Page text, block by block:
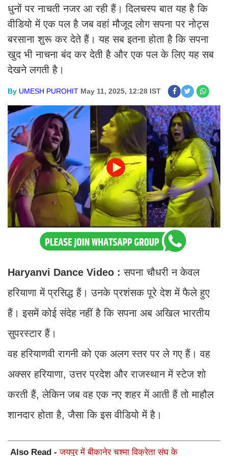
धुनों पर नाचती नजर आ रही हैं। दिलचस्प बात यह है कि
वीडियो में एक पल है जब वहां मौजूद लोग सपना पर नोट्स
बरसाना शुरू कर देते हैं। यह सब इतना होता है कि सपना
खुद भी नाचना बंद कर देती है और एक पल के लिए यह सब
देखने लगती है।
By UMESH PUROHIT May 11, 2025, 12:28 IST
Haryanvi Dance Video :सपना चौधरी न केवल
हरियाणा में प्रसिद्ध हैं। उनके प्रशंसक पूरे देश में फैले हुए
हैं। इसमें कोई संदेह नहीं है कि सपना अब अखिल भारतीय
सुपरस्टार हैं।
वह हरियाणवी रागनी को एक अलग स्तर पर ले गए हैं। वह
अक्सर हरियाणा, उत्तर प्रदेश और राजस्थान में स्टेज शो
करती हैं, लेकिन जब वह एक नए शहर में आती हैं तो माहौल
शानदार होता है, जैसा कि इस वीडियो में है।
Also Read -जयपुर में बीकानेर चश्मा विक्रेता संघ के